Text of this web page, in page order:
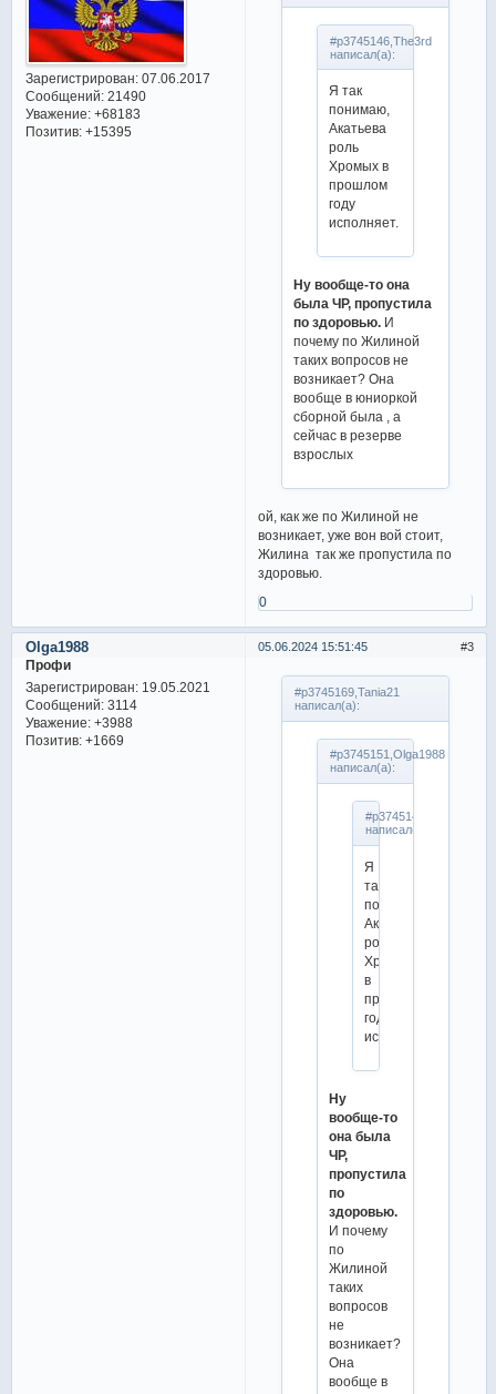
Зарегистрирован: 07.06.2017
Сообщений:21490
Уважение: +68183
Позитив: +15395
#p3745146,The3rd
написал(а):
Я так
понимаю,
Акатьева
роль
Хромых в
прошлом
году
исполняет.
Ну вообще-то она
была ЧР, пропустила
по здоровью. И
почему по Жилиной
таких вопросов не
возникает? Она
вообще в юниоркой
сборной была , а
сейчас в резерве
взрослых
ой, как же по Жилиной не
возникает, уже вон вой стоит,
Жилина так же пропустила по
здоровью.
0
3
05.06.2024 15:51:45
Olga1988
Профи
Зарегистрирован: 19.05.2021
Сообщений:3114
Уважение: +3988
Позитив: +1669
#p3745169,Tania21
написал(а):
#p3745151,Olga1988
написал(а):
#p3745146,The3rd
написал(а):
Я
так
понимаю,
Акатьева
роль
Хромых
в
прошлом
году
исполняет.
Ну
вообще-то
она была
ЧР,
пропустила
по
здоровью.
И почему
по
Жилиной
таких
вопросов
не
возникает?
Она
вообще в